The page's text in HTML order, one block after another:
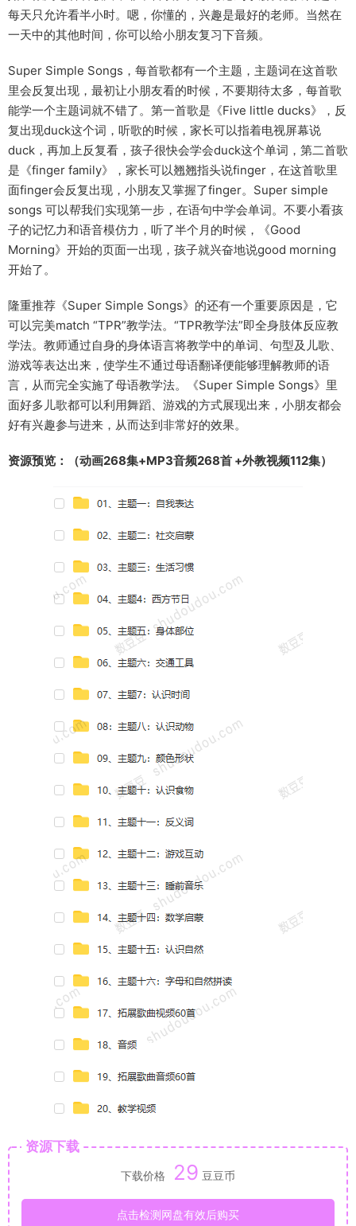
每天只允许看半小时。嗯，你懂的，兴趣是最好的老师。当然在
一天中的其他时间，你可以给小朋友复习下音频。
Super Simple Songs，每首歌都有一个主题，主题词在这首歌
里会反复出现，最初让小朋友看的时候，不要期待太多，每首歌
能学一个主题词就不错了。第一首歌是《Five little ducks》，反
复出现duck这个词，听歌的时候，家长可以指着电视屏幕说
duck，再加上反复看，孩子很快会学会duck这个单词，第二首歌
是《finger family》，家长可以翘翘指头说finger，在这首歌里
面finger会反复出现，小朋友又掌握了finger。Super simple
songs 可以帮我们实现第一步，在语句中学会单词。不要小看孩
子的记忆力和语音模仿力，听了半个月的时候，《Good
Morning》开始的页面一出现，孩子就兴奋地说good morning
开始了。
隆重推荐《Super Simple Songs》的还有一个重要原因是，它
可以完美match “TPR”教学法。“TPR教学法”即全身肢体反应教
学法。教师通过自身的身体语言将教学中的单词、句型及儿歌、
游戏等表达出来，使学生不通过母语翻译便能够理解教师的语
言，从而完全实施了母语教学法。《Super Simple Songs》里
面好多儿歌都可以利用舞蹈、游戏的方式展现出来，小朋友都会
好有兴趣参与进来，从而达到非常好的效果。
资源预览：（动画268集+MP3音频268首 +外教视频112集）
资源下载
下载价格 29 豆豆币
点击检测网盘有效后购买